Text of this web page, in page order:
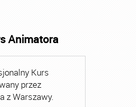
Warszawa
Animatora
Kurs
przez
z Warszawy.